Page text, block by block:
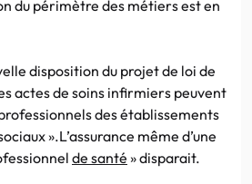
du périmètre des métiers est en
disposition du projet de loi de
actes de soins infirmiers peuvent
des établissements
».L’assurance même d’une
de santé » disparait.